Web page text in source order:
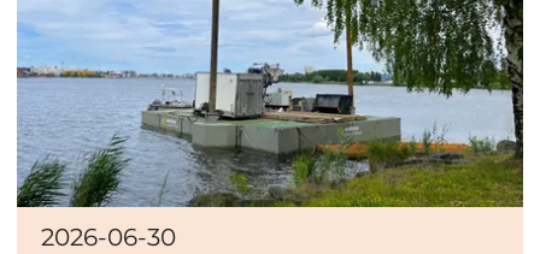
2026-06-30